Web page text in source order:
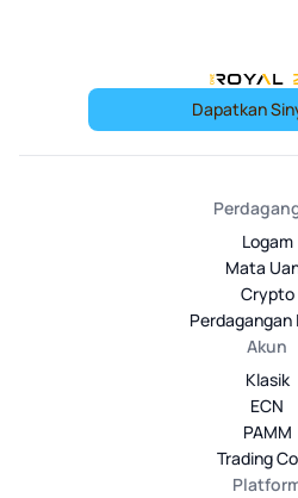
Dapatkan
Logam
Mata
Crypto
Perdagangan
Akun
Klasik
ECN
PAMM
Trading